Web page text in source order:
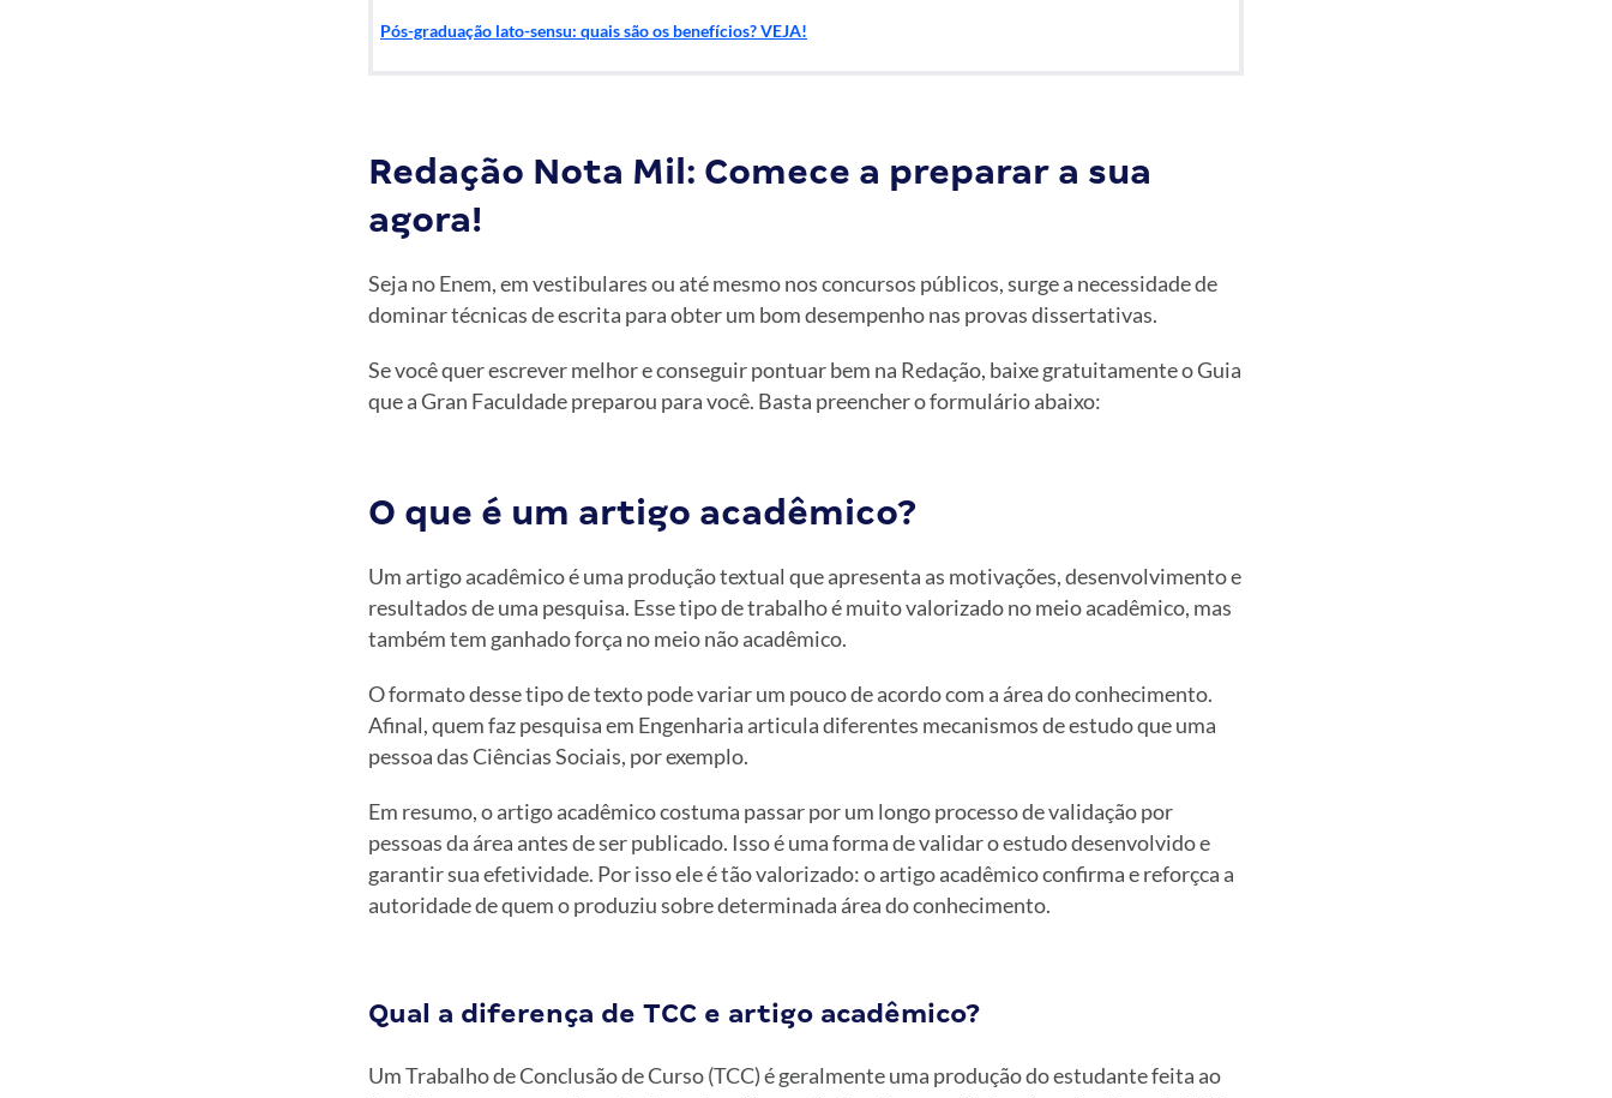
Pós-graduação lato-sensu: quais são os benefícios? VEJA!
Redação Nota Mil: Comece a preparar a sua
agora!
Seja no Enem, em vestibulares ou até mesmo nos concursos públicos, surge a necessidade de
dominar técnicas de escrita para obter um bom desempenho nas provas dissertativas.
Se você quer escrever melhor e conseguir pontuar bem na Redação, baixe gratuitamente o Guia
que a Gran Faculdade preparou para você. Basta preencher o formulário abaixo:
O que é um artigo acadêmico?
Um artigo acadêmico é uma produção textual que apresenta as motivações, desenvolvimento e
resultados de uma pesquisa. Esse tipo de trabalho é muito valorizado no meio acadêmico, mas
também tem ganhado força no meio não acadêmico.
O formato desse tipo de texto pode variar um pouco de acordo com a área do conhecimento.
Afinal, quem faz pesquisa em Engenharia articula diferentes mecanismos de estudo que uma
pessoa das Ciências Sociais, por exemplo.
Em resumo, o artigo acadêmico costuma passar por um longo processo de validação por
pessoas da área antes de ser publicado. Isso é uma forma de validar o estudo desenvolvido e
garantir sua efetividade. Por isso ele é tão valorizado: o artigo acadêmico confirma e reforçca a
autoridade de quem o produziu sobre determinada área do conhecimento.
Qual a diferença de TCC e artigo acadêmico?
Um Trabalho de Conclusão de Curso (TCC) é geralmente uma produção do estudante feita ao